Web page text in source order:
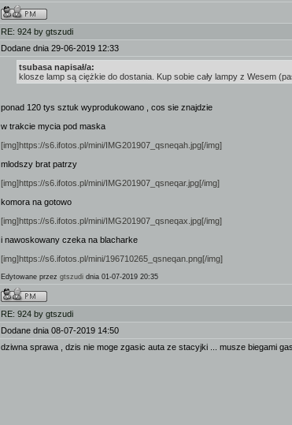
RE: 924 by gtszudi
Dodane dnia 29-06-2019 12:33
tsubasa napisał/a:
klosze lamp są ciężkie do dostania. Kup sobie cały lampy z Wesem
ponad 120 tys sztuk wyprodukowano , cos sie znajdzie
w trakcie mycia pod maska
[img]https://s6.ifotos.pl/mini/IMG201907_qsneqah.jpg[/img]
mlodszy brat patrzy
[img]https://s6.ifotos.pl/mini/IMG201907_qsneqar.jpg[/img]
komora na gotowo
[img]https://s6.ifotos.pl/mini/IMG201907_qsneqax.jpg[/img]
i nawoskowany czeka na blacharke
[img]https://s6.ifotos.pl/mini/196710265_qsneqan.png[/img]
Edytowane przez gtszudi dnia 01-07-2019 20:35
RE: 924 by gtszudi
Dodane dnia 08-07-2019 14:50
dziwna sprawa , dzis nie moge zgasic auta ze stacyjki ... musze biegami